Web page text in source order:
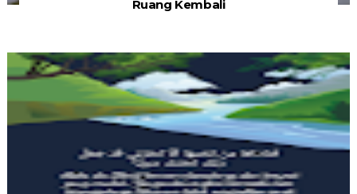
Ruang Kembali